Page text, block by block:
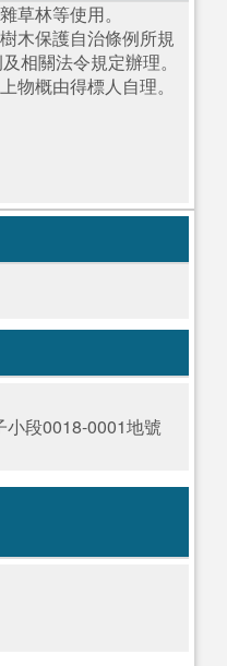
草林等使用。
木保護自治條例所規
相關法令規定辦理。
物概由得標人自理。
小段0018-0001地號